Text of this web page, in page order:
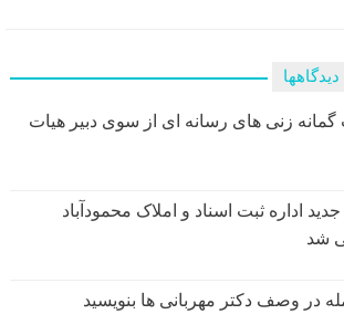
دیدگاهها
گمانه زنی های رسانه ای از سوی دبیر هیات
اداره ثبت اسناد و املاک محمودآباد
شد
در وصف دکتر مهربانی ها بنویسید